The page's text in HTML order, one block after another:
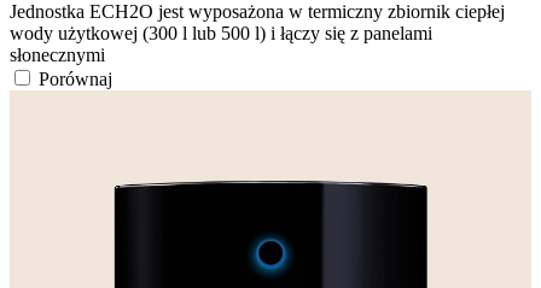
Jednostka ECH2O jest wyposażona w termiczny zbiornik ciepłej
wody użytkowej (300 l lub 500 l) i łączy się z panelami
słonecznymi
Porównaj